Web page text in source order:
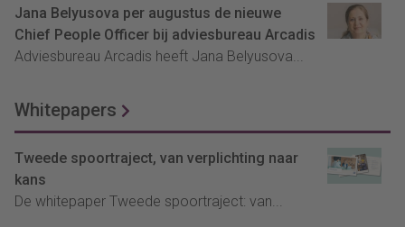
Jana Belyusova per augustus de nieuwe
Chief People Officer bij adviesbureau Arcadis
Adviesbureau Arcadis heeft Jana Belyusova...
Whitepapers
Tweede spoortraject, van verplichting naar
kans
De whitepaper Tweede spoortraject: van...